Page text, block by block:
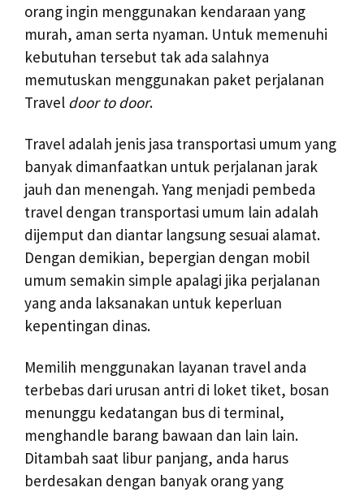
orang ingin menggunakan kendaraan yang
murah, aman serta nyaman. Untuk memenuhi
kebutuhan tersebut tak ada salahnya
memutuskan menggunakan paket perjalanan
Travel door to door.
Travel adalah jenis jasa transportasi umum yang
banyak dimanfaatkan untuk perjalanan jarak
jauh dan menengah. Yang menjadi pembeda
travel dengan transportasi umum lain adalah
dijemput dan diantar langsung sesuai alamat.
Dengan demikian, bepergian dengan mobil
umum semakin simple apalagi jika perjalanan
yang anda laksanakan untuk keperluan
kepentingan dinas.
Memilih menggunakan layanan travel anda
terbebas dari urusan antri di loket tiket, bosan
menunggu kedatangan bus di terminal,
menghandle barang bawaan dan lain lain.
Ditambah saat libur panjang, anda harus
berdesakan dengan banyak orang yang